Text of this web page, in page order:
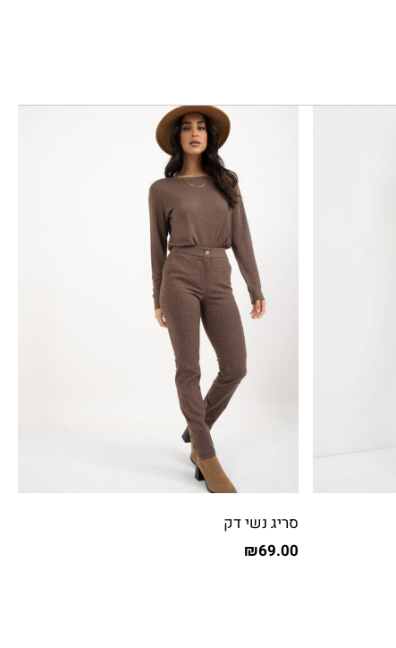
סריג נשי דק
₪69.00